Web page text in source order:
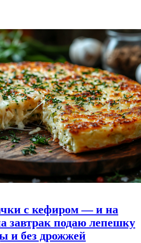
с кефиром — и на
завтрак подаю лепешку
и без дрожжей